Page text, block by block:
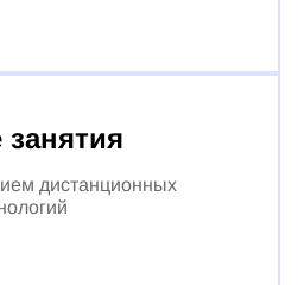
занятия
дистанционных